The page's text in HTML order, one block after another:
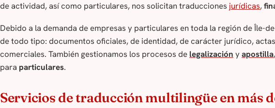
de actividad, así como particulares, nos solicitan traducciones jurídicas,
Debido a la demanda de empresas y particulares en toda la región de Île-
de todo tipo: documentos oficiales, de identidad, de carácter jurídico,
comerciales. También gestionamos los procesos de legalización yapostilla
para particulares.
Servicios de traducción multilingüe en más